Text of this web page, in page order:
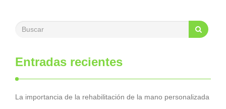
Entradas recientes
La importancia de la rehabilitación de la mano personalizada